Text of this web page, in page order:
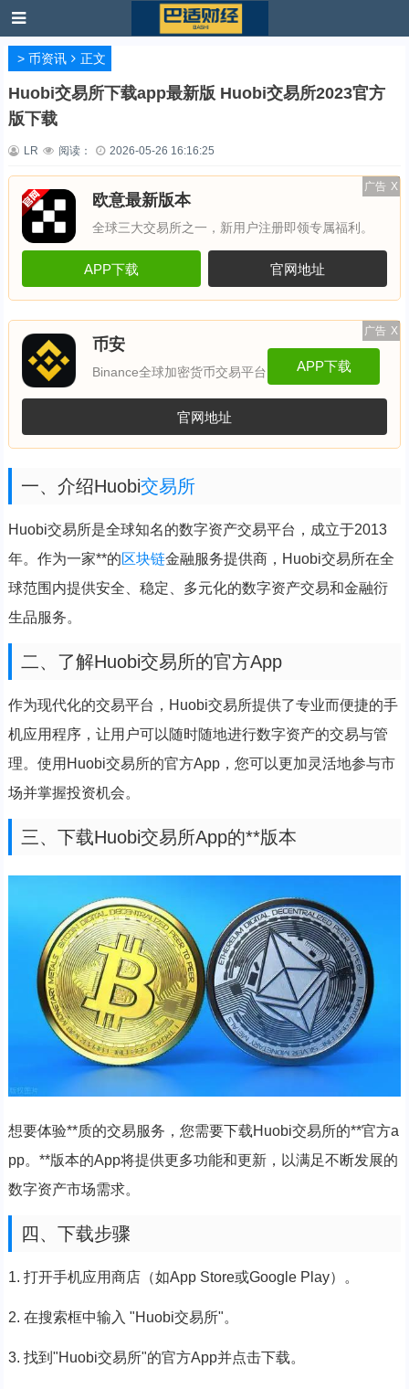
> 币资讯 正文
Huobi交易所下载app最新版 Huobi交易所2023官方
版下载
LR 阅读： 2026-05-26 16:16:25
广告 X
欧意最新版本
全球三大交易所之一，新用户注册即领专属福利。
APP下载 官网地址
广告 X
币安
Binance全球加密货币交易平台 APP下载
官网地址
一、介绍Huobi交易所
Huobi交易所是全球知名的数字资产交易平台，成立于2013
年。作为一家**的区块链金融服务提供商，Huobi交易所在全
球范围内提供安全、稳定、多元化的数字资产交易和金融衍
生品服务。
二、了解Huobi交易所的官方App
作为现代化的交易平台，Huobi交易所提供了专业而便捷的手
机应用程序，让用户可以随时随地进行数字资产的交易与管
理。使用Huobi交易所的官方App，您可以更加灵活地参与市
场并掌握投资机会。
三、下载Huobi交易所App的**版本
想要体验**质的交易服务，您需要下载Huobi交易所的**官方a
pp。**版本的App将提供更多功能和更新，以满足不断发展的
数字资产市场需求。
四、下载步骤
1. 打开手机应用商店（如App Store或Google Play）。
2. 在搜索框中输入 "Huobi交易所"。
3. 找到"Huobi交易所"的官方App并点击下载。